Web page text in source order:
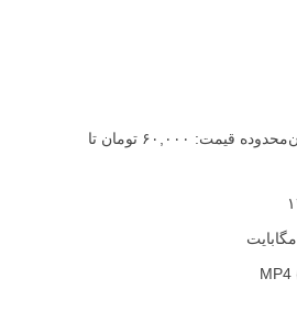
محدوده قیمت: ۶۰,۰۰۰ تومان تا
MP4